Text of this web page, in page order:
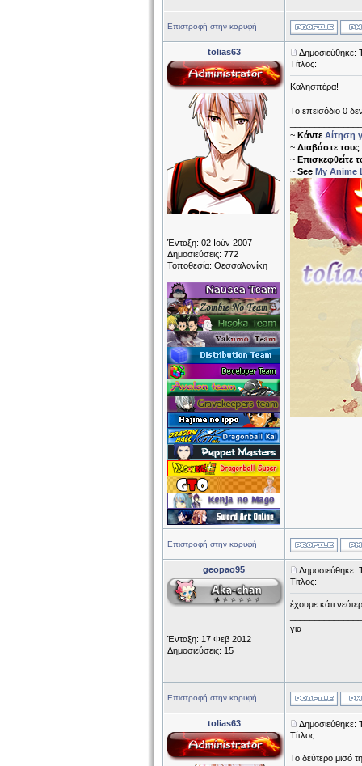
Επιστροφή στην κορυφή
tolias63
Ένταξη: 02 Ιούν 2007
Δημοσιεύσεις: 772
Τοποθεσία: Θεσσαλονίκη
Δημοσιεύθηκε:
Τίτλος:
Καλησπέρα!
Το επεισόδιο 0
~ Κάντε Αίτηση
~ Διαβάστε τους
~ Επισκεφθείτε
~ See My Anime
Επιστροφή στην κορυφή
geopao95
Ένταξη: 17 Φεβ 2012
Δημοσιεύσεις: 15
Δημοσιεύθηκε:
Τίτλος:
έχουμε κάτι
για
Επιστροφή στην κορυφή
tolias63
Δημοσιεύθηκε:
Τίτλος:
Το δεύτερο μισό